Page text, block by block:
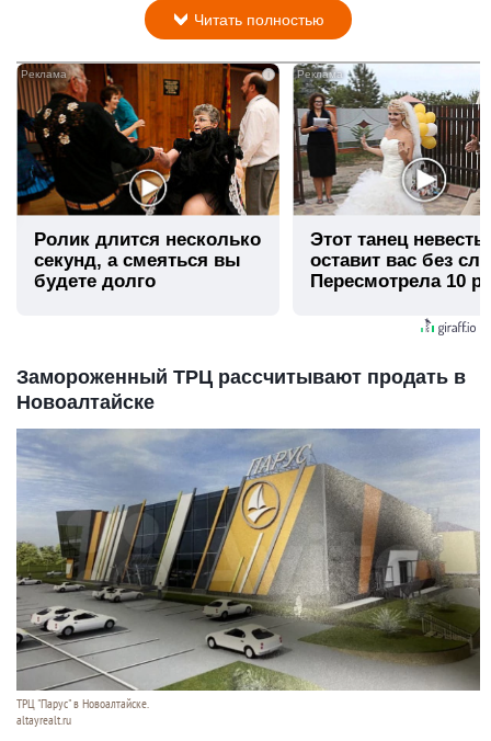
Читать полностью
i
Ролик длится несколько
секунд, а смеяться вы
будете долго
Этот танец невесты
оставит вас без
Пересмотрела 10
Замороженный ТРЦ рассчитывают продать в
Новоалтайске
ТРЦ "Парус" в Новоалтайске.
altayrealt.ru